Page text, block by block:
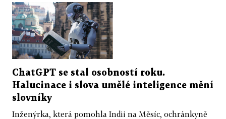
ChatGPT se stal osobností roku.
Halucinace i slova umělé inteligence mění
slovníky
Inženýrka, která pomohla Indii na Měsíc, ochránkyně